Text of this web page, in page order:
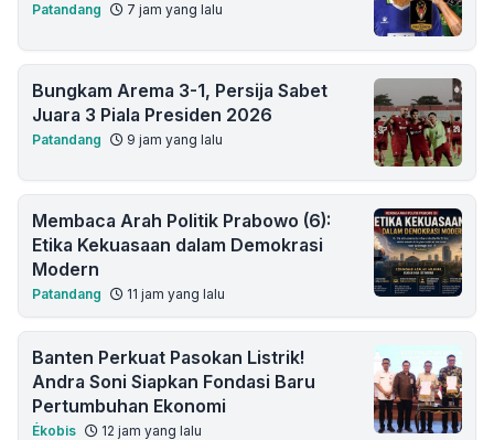
Patandang 7 jam yang lalu
Bungkam Arema 3-1, Persija Sabet
Juara 3 Piala Presiden 2026
Patandang 9 jam yang lalu
Membaca Arah Politik Prabowo (6):
Etika Kekuasaan dalam Demokrasi
Modern
Patandang 11 jam yang lalu
Banten Perkuat Pasokan Listrik!
Andra Soni Siapkan Fondasi Baru
Pertumbuhan Ekonomi
Ékobis 12 jam yang lalu